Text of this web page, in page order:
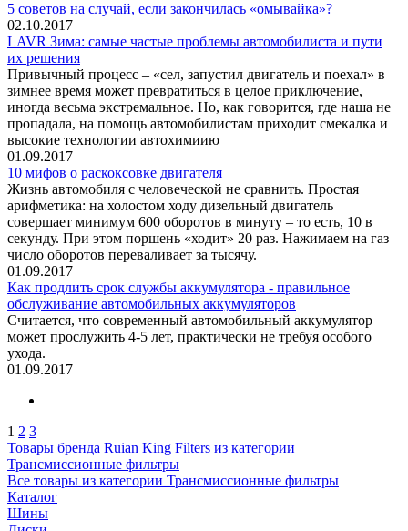
5 советов на случай, если закончилась «омывайка»?
02.10.2017
LAVR Зима: самые частые проблемы автомобилиста и пути
их решения
Привычный процесс – «сел, запустил двигатель и поехал» в
зимнее время может превратиться в целое приключение,
иногда весьма экстремальное. Но, как говорится, где наша не
пропадала, на помощь автомобилистам приходит смекалка и
высокие технологии автохимиию
01.09.2017
10 мифов о раскоксовке двигателя
Жизнь автомобиля с человеческой не сравнить. Простая
арифметика: на холостом ходу дизельный двигатель
совершает минимум 600 оборотов в минуту – то есть, 10 в
секунду. При этом поршень «ходит» 20 раз. Нажимаем на газ –
число оборотов переваливает за тысячу.
01.09.2017
Как продлить срок службы аккумулятора - правильное
обслуживание автомобильных аккумуляторов
Считается, что современный автомобильный аккумулятор
может прослужить 4-5 лет, практически не требуя особого
ухода.
01.09.2017
1 2 3
Товары бренда Ruian King Filters из категории
Трансмиссионные фильтры
Все товары из категории Трансмиссионные фильтры
Каталог
Шины